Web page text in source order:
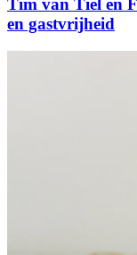
Tim van Tiel en
en gastvrijheid